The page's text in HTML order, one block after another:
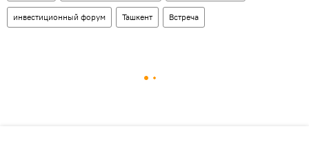
инвестиционный форум Ташкент Встреча